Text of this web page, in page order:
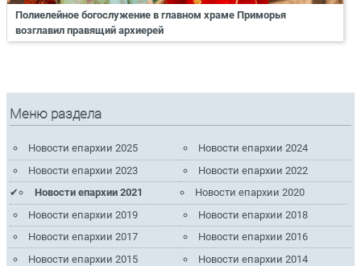
Полиелейное богослужение в главном храме Приморья
возглавил правящий архиерей
Меню раздела
Новости епархии 2025
Новости епархии 2024
Новости епархии 2023
Новости епархии 2022
Новости епархии 2021
Новости епархии 2020
Новости епархии 2019
Новости епархии 2018
Новости епархии 2017
Новости епархии 2016
Новости епархии 2015
Новости епархии 2014